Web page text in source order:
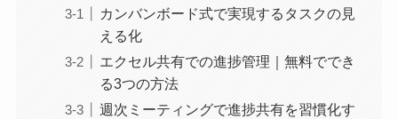
カンバンボード式で実現するタスクの見
える化
エクセル共有での進捗管理｜無料ででき
る3つの方法
週次ミーティングで進捗共有を習慣化す